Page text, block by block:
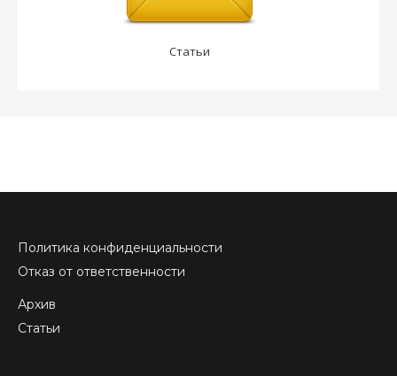
Статьи
Политика конфиденциальности
Отказ от ответственности
Архив
Статьи